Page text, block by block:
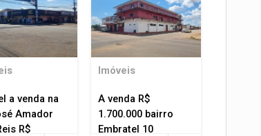
a venda na
Amador
R$
Imóveis
A venda R$
1.700.000 bairro
Embratel 10